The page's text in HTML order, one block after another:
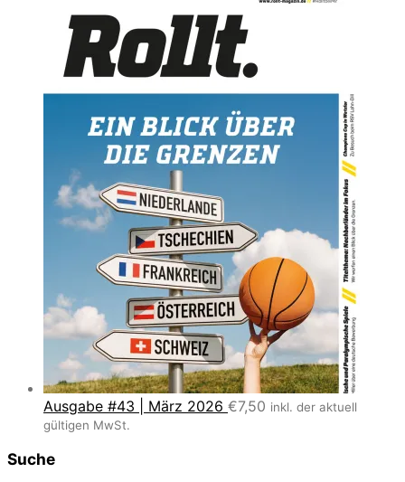
Ausgabe #43 | März 2026 €7,50 inkl. der aktuell
gültigen MwSt.
Suche